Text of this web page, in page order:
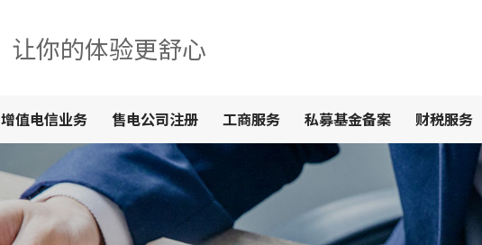
让你的体验更舒心
增值电信业务 售电公司注册 工商服务 私募基金备案 财税服务